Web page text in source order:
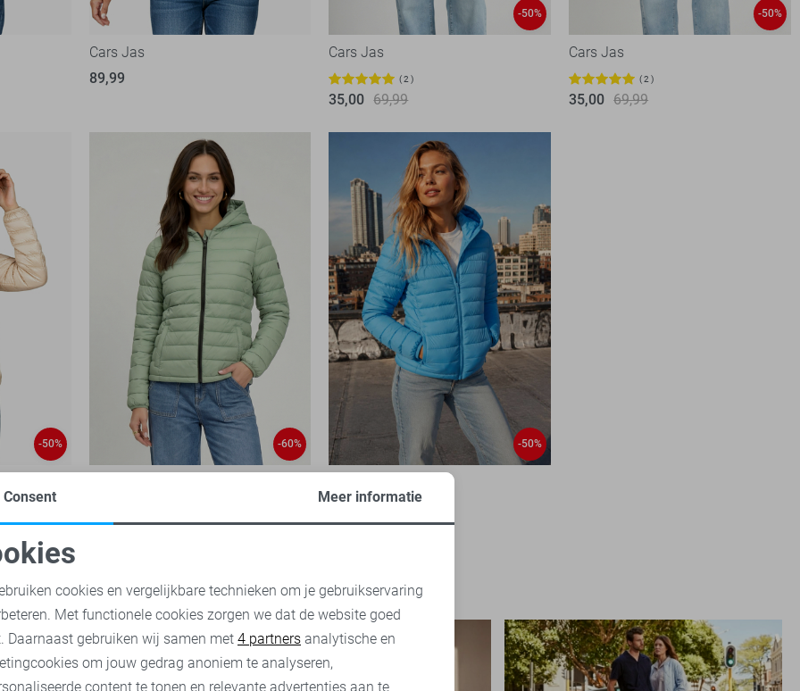
Cars Jas
89,99
-50%
Cars Jas
2
35,00 69,99
-50%
Cars Jas
2
35,00 69,99
-50% -60%
28,00 69,99
-50%
35,00 69,99
cookies
cookies Marketing cookies
Consent Meer informatie
cookies en vergelijkbare technieken om je gebruikservaring
Met functionele cookies zorgen we dat de website goed
Daarnaast gebruiken wij samen met 4 partners analytische en
om jouw gedrag anoniem te analyseren,
content te tonen en relevante advertenties aan te